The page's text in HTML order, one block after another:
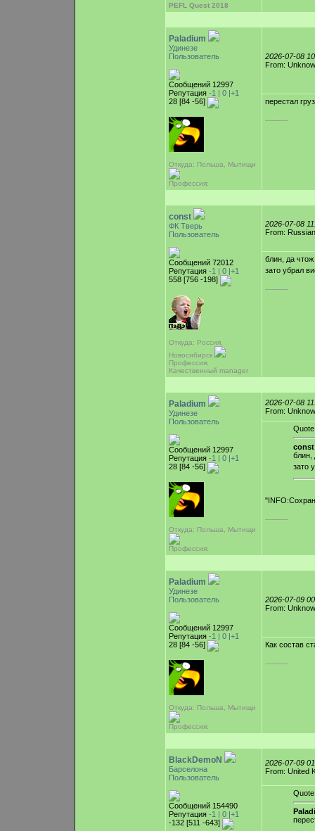
PEFL Quest 2018
Paladium
Удинезе
Пользователь
Сообщений 12997
Репутация -1 | 0 |+1
28 [84 -56]
Откуда: Польша, Мытищи
Профессия:
2026-07-08
From:
перестал
-----------
const
ФК Тверь
Пользователь
Сообщений 72012
Репутация -1 | 0 |+1
558 [756 -198]
Откуда: Россия,
Новосибирск
Профессия:
Качественный manager
2026-07-08
From:
блин, да
зато убрал
-----------
Paladium
Удинезе
Пользователь
Сообщений 12997
Репутация -1 | 0 |+1
28 [84 -56]
Откуда: Польша, Мытищи
Профессия:
2026-07-08
From:
Quote
блин,
зато
-----------
Paladium
Удинезе
Пользователь
Сообщений 12997
Репутация -1 | 0 |+1
28 [84 -56]
Откуда: Польша, Мытищи
Профессия:
2026-07-09
From:
Как состав
-----------
BlackDemoN
Барселона
Пользователь
Сообщений 154490
Репутация -1 | 0 |+1
-132 [511 -643]
2026-07-09
From: United
Quote